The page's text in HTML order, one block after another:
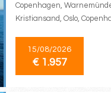
Copenhagen,
Kristiansand, Oslo,
15/08/2026
€ 1.957